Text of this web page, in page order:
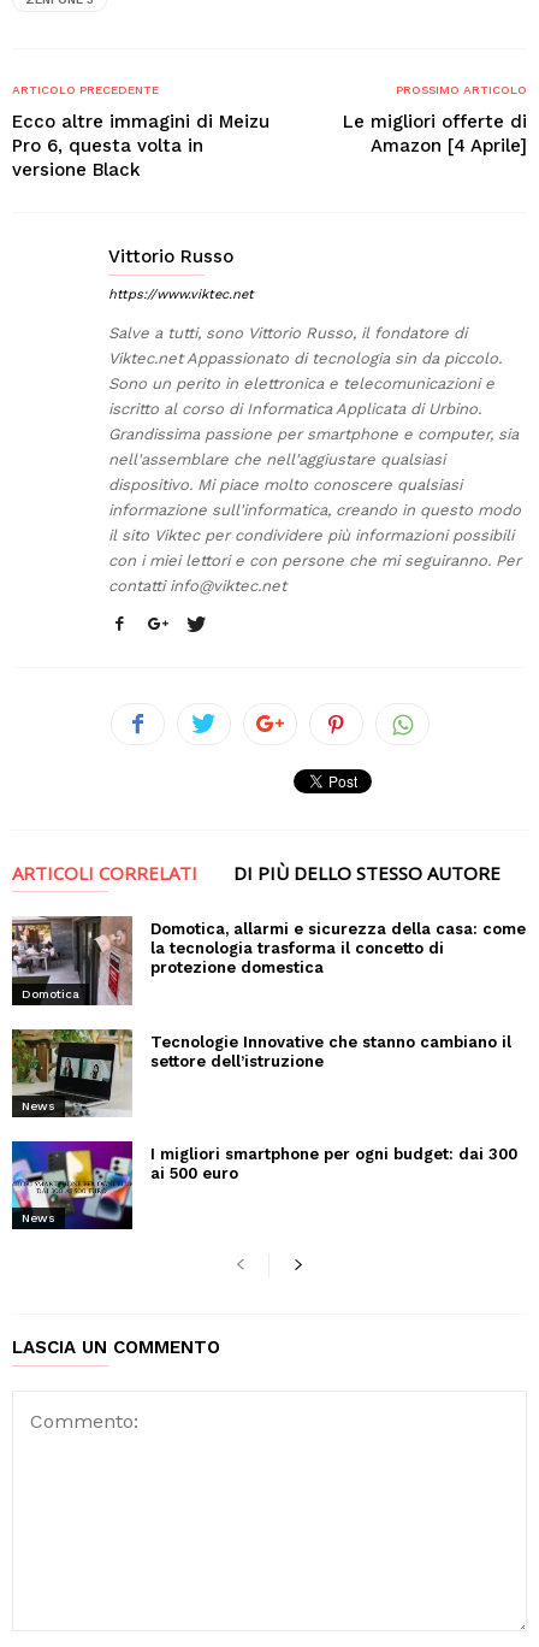
ARTICOLO PRECEDENTE
Ecco altre immagini di Meizu
Pro 6, questa volta in
versione Black
PROSSIMO ARTICOLO
Le migliori offerte di
Amazon [4 Aprile]
Vittorio Russo
https://www.viktec.net
Salve a tutti, sono Vittorio Russo, il fondatore di
Viktec.net Appassionato di tecnologia sin da piccolo.
Sono un perito in elettronica e telecomunicazioni e
iscritto al corso di Informatica Applicata di Urbino.
Grandissima passione per smartphone e computer, sia
nell'assemblare che nell'aggiustare qualsiasi
dispositivo. Mi piace molto conoscere qualsiasi
informazione sull'informatica, creando in questo modo
il sito Viktec per condividere più informazioni possibili
con i miei lettori e con persone che mi seguiranno. Per
contatti info@viktec.net
ARTICOLI CORRELATI DI PIÙ DELLO STESSO AUTORE
Domotica
Domotica, allarmi e sicurezza della casa: come
la tecnologia trasforma il concetto di
protezione domestica
News
Tecnologie Innovative che stanno cambiano il
settore dell’istruzione
News
I migliori smartphone per ogni budget: dai 300
ai 500 euro
LASCIA UN COMMENTO